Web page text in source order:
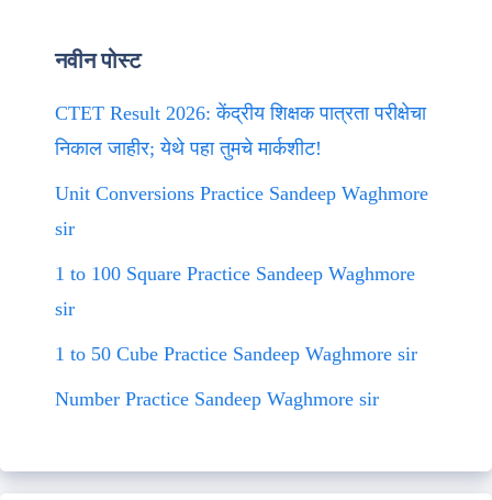
नवीन पोस्ट
CTET Result 2026: केंद्रीय शिक्षक पात्रता परीक्षेचा
निकाल जाहीर; येथे पहा तुमचे मार्कशीट!
Unit Conversions Practice Sandeep Waghmore
sir
1 to 100 Square Practice Sandeep Waghmore
sir
1 to 50 Cube Practice Sandeep Waghmore sir
Number Practice Sandeep Waghmore sir